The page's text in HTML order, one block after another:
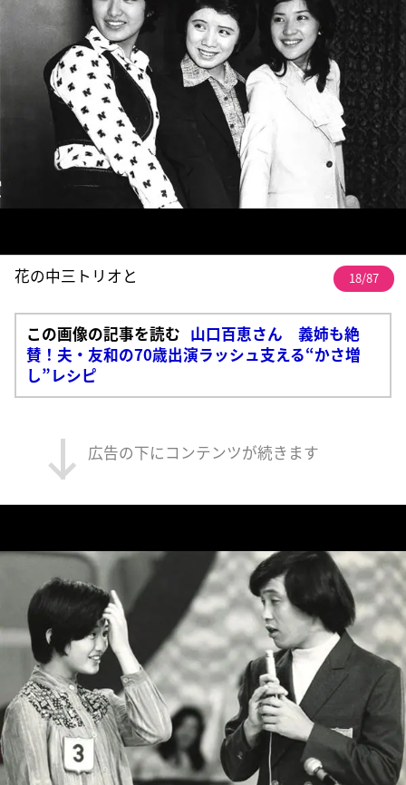
花の中三トリオと 18/87
この画像の記事を読む 山口百恵さん 義姉も絶
賛！夫・友和の70歳出演ラッシュ支える“かさ増
し”レシピ
広告の下にコンテンツが続きます